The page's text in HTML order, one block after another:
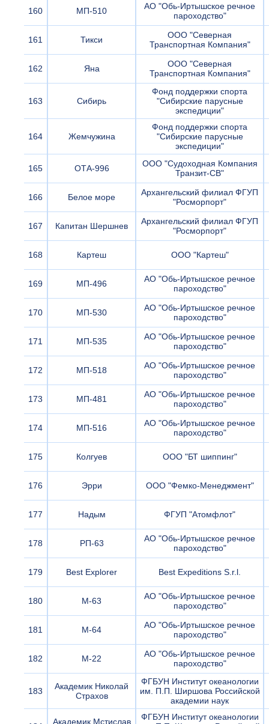
160 МП-510
АО "Обь-Иртышское речное
пароходство"
161 Тикси
ООО "Северная
Транспортная Компания"
162 Яна
ООО "Северная
Транспортная Компания"
163 Сибирь
Фонд поддержки спорта
"Сибирские парусные
экспедиции"
164 Жемчужина
Фонд поддержки спорта
"Сибирские парусные
экспедиции"
165 ОТА-996
ООО "Судоходная Компания
Транзит-СВ"
166 Белое море
Архангельский филиал ФГУП
"Росморпорт"
167 Капитан Шершнев
Архангельский филиал ФГУП
"Росморпорт"
168 Картеш ООО "Картеш"
169 МП-496
АО "Обь-Иртышское речное
пароходство"
170 МП-530
АО "Обь-Иртышское речное
пароходство"
171 МП-535
АО "Обь-Иртышское речное
пароходство"
172 МП-518
АО "Обь-Иртышское речное
пароходство"
173 МП-481
АО "Обь-Иртышское речное
пароходство"
174 МП-516
АО "Обь-Иртышское речное
пароходство"
175 Колгуев ООО "БТ шиппинг"
176 Эрри ООО "Фемко-Менеджмент"
177 Надым ФГУП "Атомфлот"
178 РП-63
АО "Обь-Иртышское речное
пароходство"
179 Best Explorer Best Expeditions S.r.l.
180 М-63
АО "Обь-Иртышское речное
пароходство"
181 М-64
АО "Обь-Иртышское речное
пароходство"
182 М-22
АО "Обь-Иртышское речное
пароходство"
183
Академик Николай
Страхов
ФГБУН Институт океанологии
им. П.П. Ширшова Российской
академии наук
Академик Мстислав
ФГБУН Институт океанологии